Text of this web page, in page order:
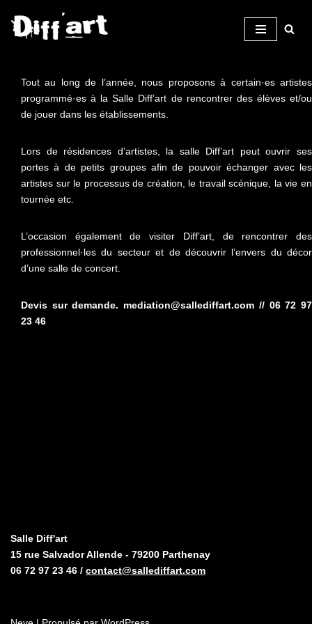
Aller
Tout au long de l’année, nous proposons à certain·es artistes
programmé·es à la Salle Diff’art de rencontrer des élèves et/ou
de jouer dans les établissements.
Lors de résidences d’artistes, la salle Diff’art peut ouvrir ses
portes à de petits groupes afin de pouvoir échanger avec les
artistes sur le processus de création, le travail scénique, la vie en
tournée etc.
L’occasion également de visiter Diff’art, de rencontrer des
professionnel·les du secteur et de découvrir l’envers du décor
d’une salle de concert.
Devis sur demande. mediation@sallediffart.com // 06 72 97
23 46
Salle Diff'art
15 rue Salvador Allende - 79200 Parthenay
06 72 97 23 46 / contact@sallediffart.com